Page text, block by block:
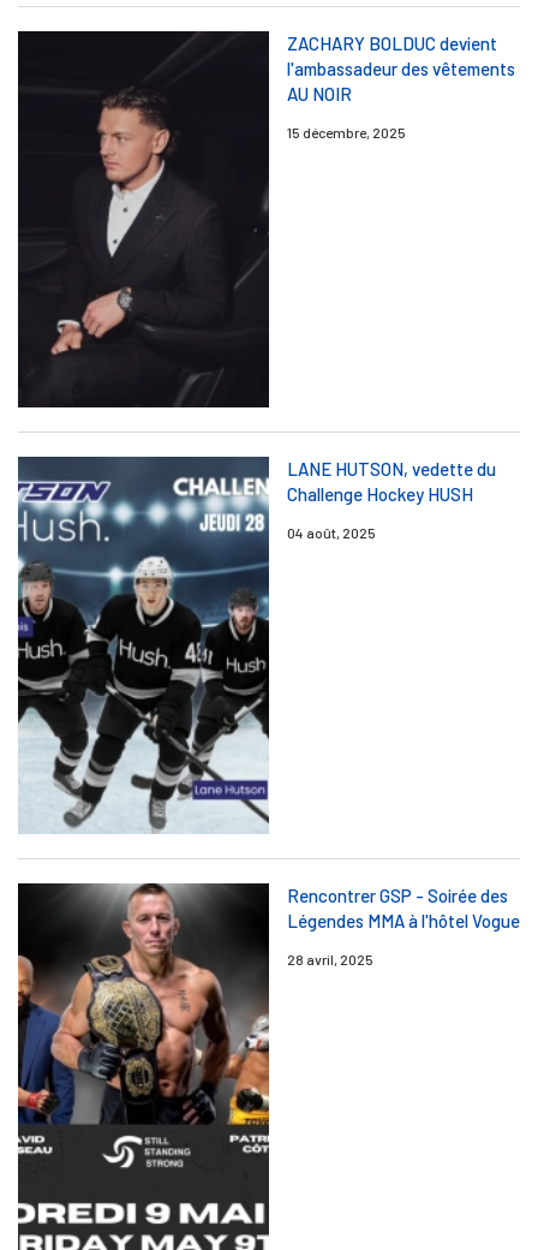
ZACHARY BOLDUC devient
l'ambassadeur des vêtements
AU NOIR
15 décembre, 2025
LANE HUTSON, vedette du
Challenge Hockey HUSH
04 août, 2025
Rencontrer GSP - Soirée des
Légendes MMA à l'hôtel Vogue
28 avril, 2025